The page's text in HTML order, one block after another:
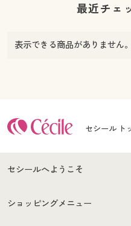
最近チェ
表示できる商品がありません。
セシール ト
セシールへようこそ
はじめての方へ
ショッピングメニュー